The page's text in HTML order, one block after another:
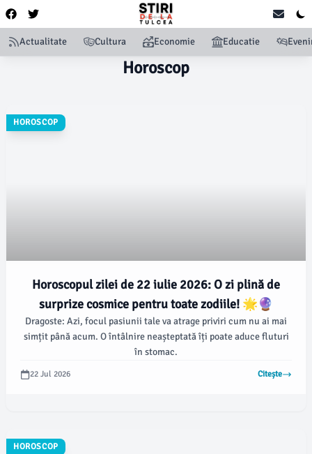
Actualitate Cultura Economie Educatie
Horoscop
HOROSCOP
Horoscopul zilei de 22 iulie 2026: O zi plină de
surprize cosmice pentru toate zodiile! 🌟🔮
Dragoste: Azi, focul pasiunii tale va atrage priviri cum nu ai mai
simțit până acum. O întâlnire neașteptată îți poate aduce fluturi
în stomac.
22 Jul 2026 Citește
HOROSCOP